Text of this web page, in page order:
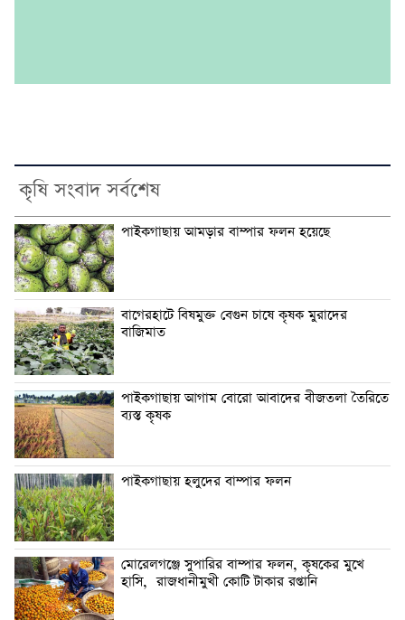
কৃষি সংবাদ সর্বশেষ
পাইকগাছায় আমড়ার বাম্পার ফলন হয়েছে
বাগেরহাটে বিষমুক্ত বেগুন চাষে কৃষক মুরাদের
বাজিমাত
পাইকগাছায় আগাম বোরো আবাদের বীজতলা তৈরিতে
ব্যস্ত কৃষক
পাইকগাছায় হলুদের বাম্পার ফলন
মোরেলগঞ্জে সুপারির বাম্পার ফলন, কৃষকের মুখে
হাসি, রাজধানীমুখী কোটি টাকার রপ্তানি